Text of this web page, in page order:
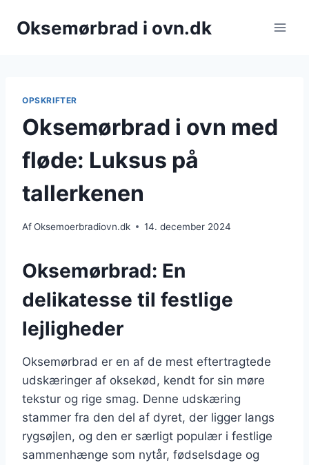
Oksemørbrad i ovn.dk
OPSKRIFTER
Oksemørbrad i ovn med
fløde: Luksus på
tallerkenen
AfOksemoerbradiovn.dk 14. december 2024
Oksemørbrad: En
delikatesse til festlige
lejligheder
Oksemørbrad er en af de mest eftertragtede
udskæringer af oksekød, kendt for sin møre
tekstur og rige smag. Denne udskæring
stammer fra den del af dyret, der ligger langs
rygsøjlen, og den er særligt populær i festlige
sammenhænge som nytår, fødselsdage og